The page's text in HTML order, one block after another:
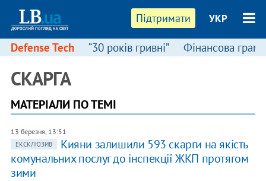
Підтримати УКР
Defense Tech “30 років гривні” Фінансова
СКАРГА
МАТЕРІАЛИ ПО ТЕМІ
13 березня, 13:51
ЕКСКЛЮЗИВ
Кияни залишили 593 скарги на якість
комунальних послуг до інспекції ЖКП протягом
зими